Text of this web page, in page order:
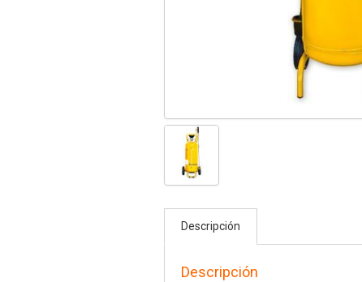
Descripción
Descripción